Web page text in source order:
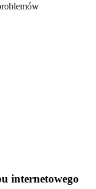
internetowego